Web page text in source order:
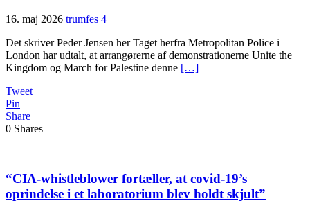
16. maj 2026 trumfes 4
Det skriver Peder Jensen her Taget herfra Metropolitan Police i
London har udtalt, at arrangørerne af demonstrationerne Unite the
Kingdom og March for Palestine denne […]
Tweet
Pin
Share
0 Shares
“CIA-whistleblower fortæller, at covid-19’s
oprindelse i et laboratorium blev holdt skjult”